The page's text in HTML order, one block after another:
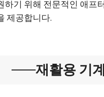
하기 위해 전문적인 애프
제공합니다.
재활용 기